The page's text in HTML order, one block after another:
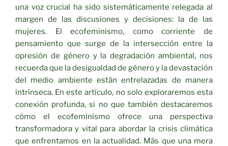
una voz crucial ha sido sistemáticamente relegada al
margen de las discusiones y decisiones: la de las
mujeres. El ecofeminismo, como corriente de
pensamiento que surge de la intersección entre la
opresión de género y la degradación ambiental, nos
recuerda que la desigualdad de género y la devastación
del medio ambiente están entrelazadas de manera
intrínseca. En este artículo, no solo exploraremos esta
conexión profunda, si no que también destacaremos
cómo el ecofeminismo ofrece una perspectiva
transformadora y vital para abordar la crisis climática
que enfrentamos en la actualidad. Más que una mera